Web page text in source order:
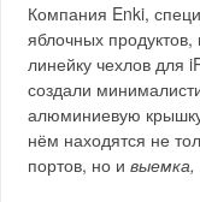
Компания Enki,
яблочных
линейку чехлов для
создали
алюминиевую
нём находятся не
портов, но ивыемка,